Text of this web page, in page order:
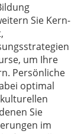
Sie Kern-
um Ihre
Persönliche
optimal
Sie
im